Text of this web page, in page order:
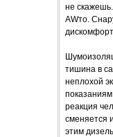
не
AWто.
тишина в
неплохой
реакция
сменяется
этим